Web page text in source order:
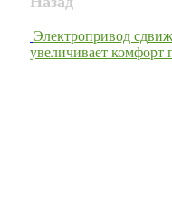
Электропривод
увеличивает комфорт